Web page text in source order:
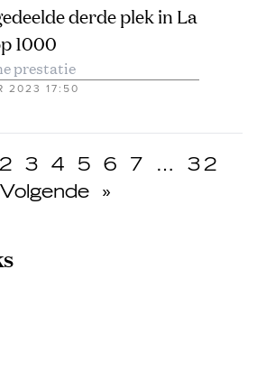
derde plek in La
1000
prestatie
2023 17:50
2 3 4 5 6 7 …
32
Volgende
»